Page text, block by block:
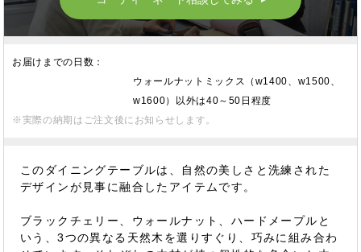
お届けまでの日数：
ウォールナットミックス（w1400、w1500、
w1600）以外は40～50日程度
※実際の納期はご注文後にお知らせします。
このダイニングテーブルは、自然の美しさと洗練された
デザインが見事に融合したアイテムです。
ブラックチェリー、ウォールナット、ハードメープルと
いう、3つの異なる天然木を選りすぐり、巧みに組み合わ